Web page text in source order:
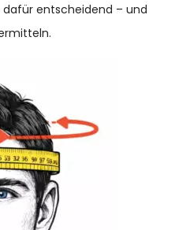
dafür entscheidend – und